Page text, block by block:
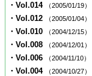
・Vol.014 （2005/01/19）
・Vol.012 （2005/01/04）
・Vol.010 （2004/12/15）
・Vol.008 （2004/12/01）
・Vol.006 （2004/11/10）
・Vol.004 （2004/10/27）